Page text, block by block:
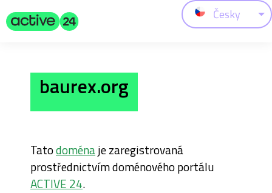
Česky
baurex.org
Tatodoménaje zaregistrovaná
prostřednictvím doménového portálu
ACTIVE 24.